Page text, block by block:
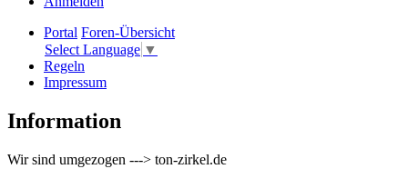
Portal Foren-Übersicht
Select Language ▼
Regeln
Impressum
Information
Wir sind umgezogen ---> ton-zirkel.de